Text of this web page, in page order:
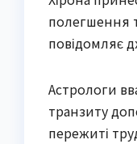
полегшення
повідомляє
Астрологи
транзиту
пережиті